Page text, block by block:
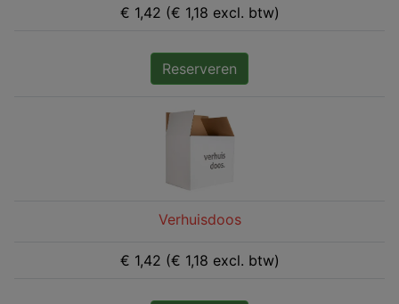
€ 1,42 (€ 1,18 excl. btw)
Reserveren
Verhuisdoos
€ 1,42 (€ 1,18 excl. btw)